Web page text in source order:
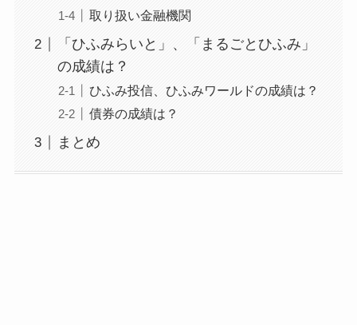
取り扱い金融機関
「ひふみらいと」、「まるごとひふみ」
の成績は？
ひふみ投信、ひふみワールドの成績は？
債券の成績は？
まとめ